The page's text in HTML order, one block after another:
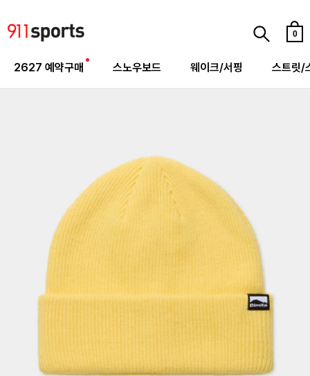
0
2627 예약구매 스노우보드 웨이크/서핑 스트릿/